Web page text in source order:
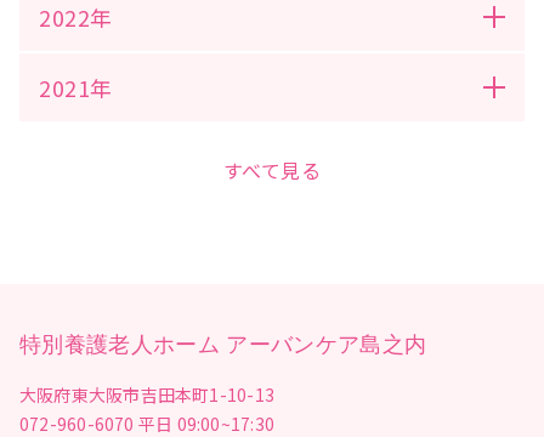
2022年
2021年
すべて見る
特別養護老人ホーム アーバンケア島之内
大阪府東大阪市吉田本町1-10-13
072-960-6070 平日 09:00~17:30